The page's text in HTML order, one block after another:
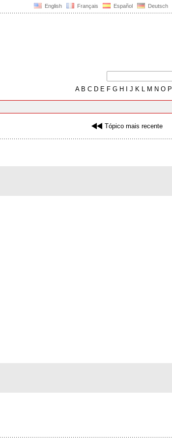
English Français Español Deutsch
AB C D E F G H J K L M N O P
Tópico mais recente